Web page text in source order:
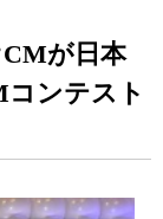
が日本
ンテスト